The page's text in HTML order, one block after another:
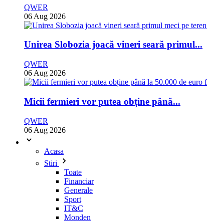
QWER
06 Aug 2026
Unirea Slobozia joacă vineri seară primul...
QWER
06 Aug 2026
Micii fermieri vor putea obține până...
QWER
06 Aug 2026
Acasa
Stiri
Toate
Financiar
Generale
Sport
IT&C
Monden